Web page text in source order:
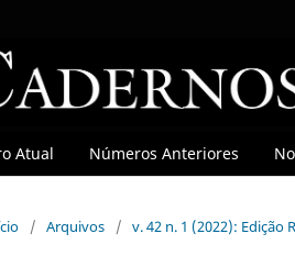
Atual Números Anteriores
/ Arquivos / v. 42 n. 1 (2022):